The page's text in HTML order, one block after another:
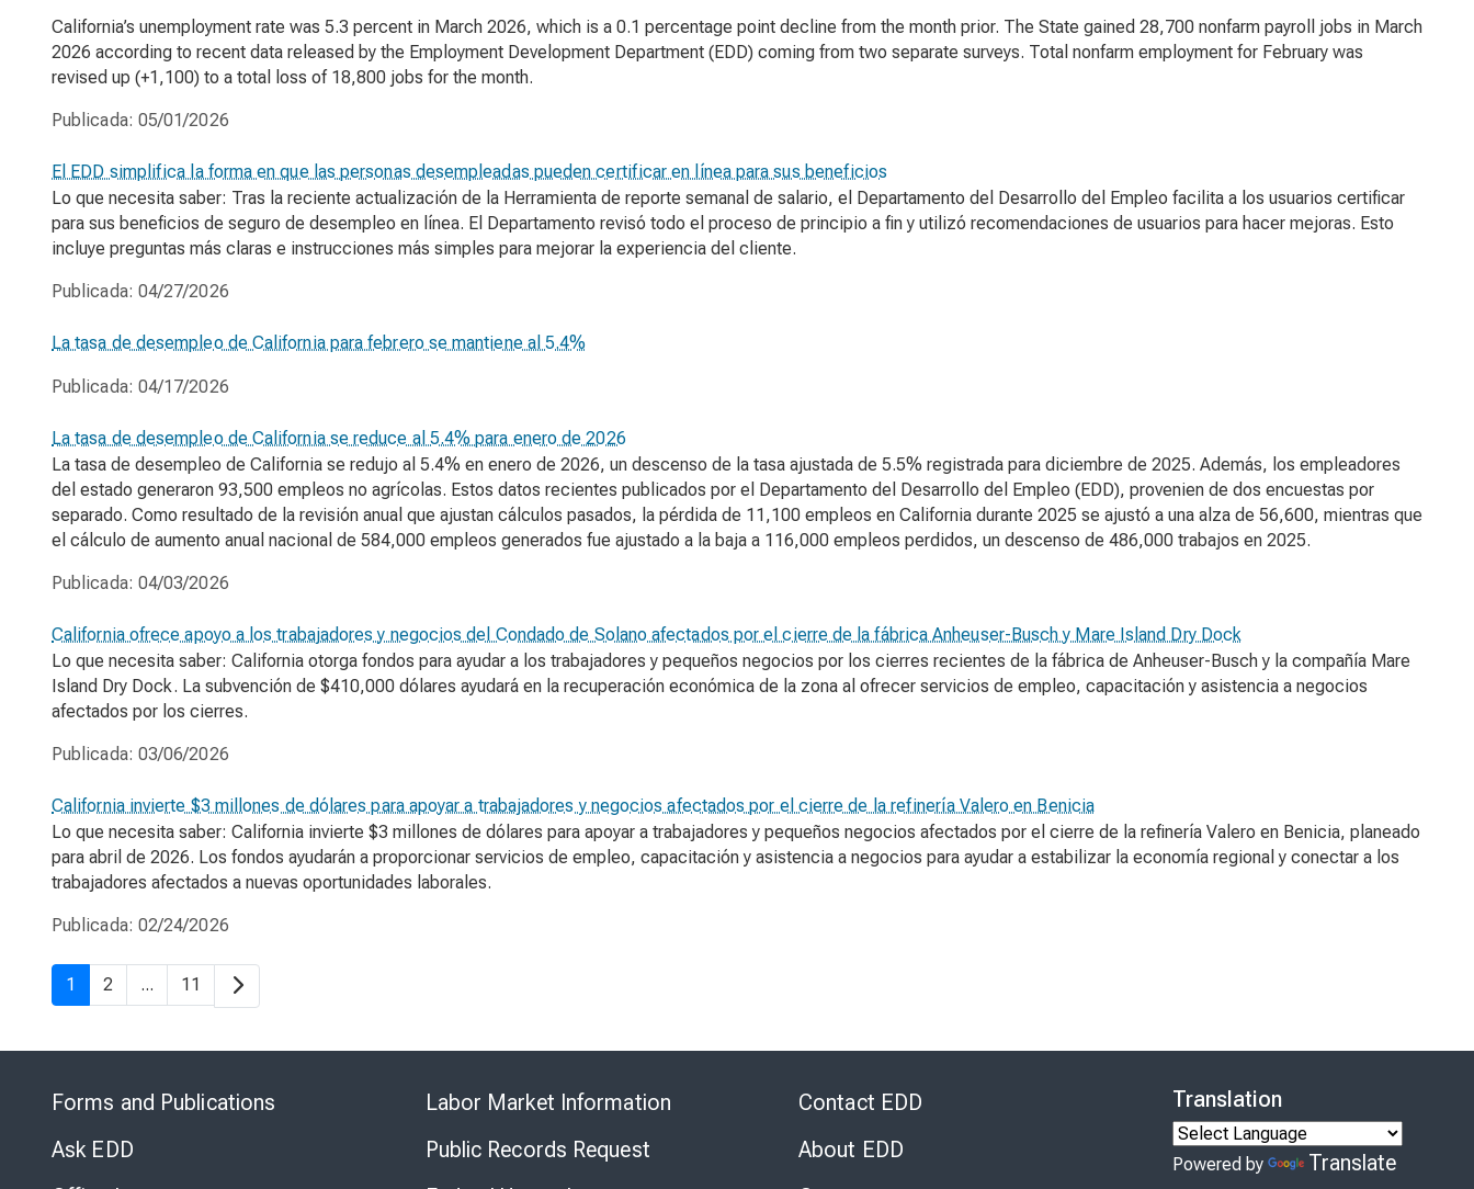
California’s unemployment rate was 5.3 percent in March 2026, which is a 0.1 percentage point decline from the month prior. The State gained 28,700 nonfarm payroll jobs in March
2026 according to recent data released by the Employment Development Department (EDD) coming from two separate surveys. Total nonfarm employment for February was
revised up (+1,100) to a total loss of 18,800 jobs for the month.
Publicada: 05/01/2026
El EDD simplifica la forma en que las personas desempleadas pueden certificar en línea para sus beneficios
Lo que necesita saber: Tras la reciente actualización de la Herramienta de reporte semanal de salario, el Departamento del Desarrollo del Empleo facilita a los usuarios certificar
para sus beneficios de seguro de desempleo en línea. El Departamento revisó todo el proceso de principio a fin y utilizó recomendaciones de usuarios para hacer mejoras. Esto
incluye preguntas más claras e instrucciones más simples para mejorar la experiencia del cliente.
Publicada: 04/27/2026
La tasa de desempleo de California para febrero se mantiene al 5.4%
Publicada: 04/17/2026
La tasa de desempleo de California se reduce al 5.4% para enero de 2026
La tasa de desempleo de California se redujo al 5.4% en enero de 2026, un descenso de la tasa ajustada de 5.5% registrada para diciembre de 2025. Además, los empleadores
del estado generaron 93,500 empleos no agrícolas. Estos datos recientes publicados por el Departamento del Desarrollo del Empleo (EDD), provenien de dos encuestas por
separado. Como resultado de la revisión anual que ajustan cálculos pasados, la pérdida de 11,100 empleos en California durante 2025 se ajustó a una alza de 56,600, mientras que
el cálculo de aumento anual nacional de 584,000 empleos generados fue ajustado a la baja a 116,000 empleos perdidos, un descenso de 486,000 trabajos en 2025.
Publicada: 04/03/2026
California ofrece apoyo a los trabajadores y negocios del Condado de Solano afectados por el cierre de la fábrica Anheuser-Busch y Mare Island Dry Dock
Lo que necesita saber: California otorga fondos para ayudar a los trabajadores y pequeños negocios por los cierres recientes de la fábrica de Anheuser-Busch y la compañía Mare
Island Dry Dock. La subvención de $410,000 dólares ayudará en la recuperación económica de la zona al ofrecer servicios de empleo, capacitación y asistencia a negocios
afectados por los cierres.
Publicada: 03/06/2026
California invierte $3 millones de dólares para apoyar a trabajadores y negocios afectados por el cierre de la refinería Valero en Benicia
Lo que necesita saber: California invierte $3 millones de dólares para apoyar a trabajadores y pequeños negocios afectados por el cierre de la refinería Valero en Benicia, planeado
para abril de 2026. Los fondos ayudarán a proporcionar servicios de empleo, capacitación y asistencia a negocios para ayudar a estabilizar la economía regional y conectar a los
trabajadores afectados a nuevas oportunidades laborales.
Publicada: 02/24/2026
1 2 ... 11
Forms and Publications
Ask EDD
Labor Market Information
Public Records Request
Contact EDD
About EDD
Translation
Powered by Translate